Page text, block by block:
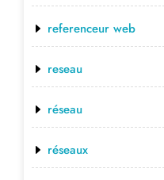
referenceur web
reseau
réseau
réseaux